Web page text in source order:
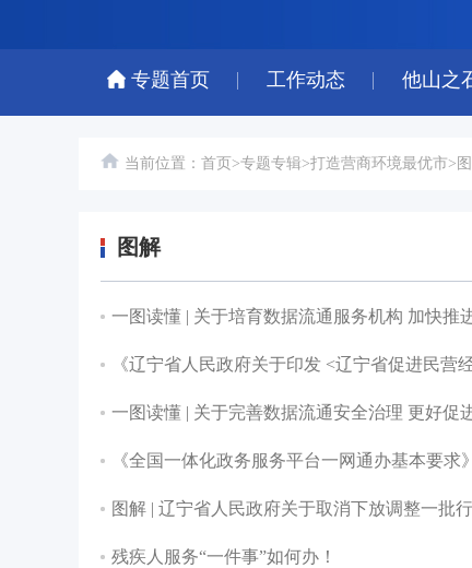
专题首页 工作动态 他山之
当前位置： 首页 >专题专辑>打造营商环境最优市>
图解
一图读懂 | 关于培育数据流通服务机构 加快推
《辽宁省人民政府关于印发 <辽宁省促进民
一图读懂 | 关于完善数据流通安全治理 更好促
《全国一体化政务服务平台一网通办基本要求
图解 | 辽宁省人民政府关于取消下放调整一批
残疾人服务“一件事”如何办！